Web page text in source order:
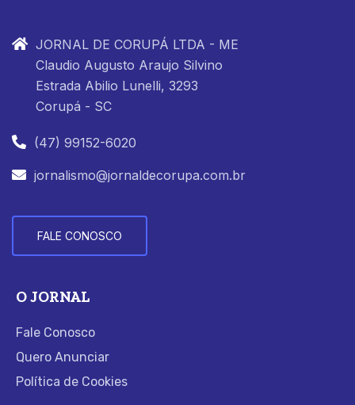
JORNAL DE CORUPÁ LTDA - ME
Claudio Augusto Araujo Silvino
Estrada Abilio Lunelli, 3293
Corupá - SC
(47) 99152-6020
jornalismo@jornaldecorupa.com.br
FALE CONOSCO
O JORNAL
Fale Conosco
Quero Anunciar
Política de Cookies